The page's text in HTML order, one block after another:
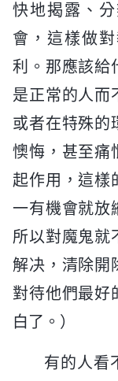
快地揭露、
會，這樣做
利。那應該給
是正常的人而
或者在特殊的
懊悔，甚至痛
起作用，這樣
一有機會就放
所以對魔鬼就
解决，清除開
對待他們最好
白了。）
有的人看